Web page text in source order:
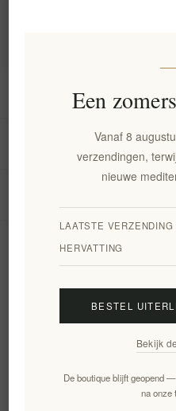
Mijn
Aanmelden Opzeggen
Een
Vanaf 8
verzendingen,
nieuwe
LAATSTE VERZENDING
HERVATTING
BESTEL
Bekijk
De boutique blijft geopend
na onze